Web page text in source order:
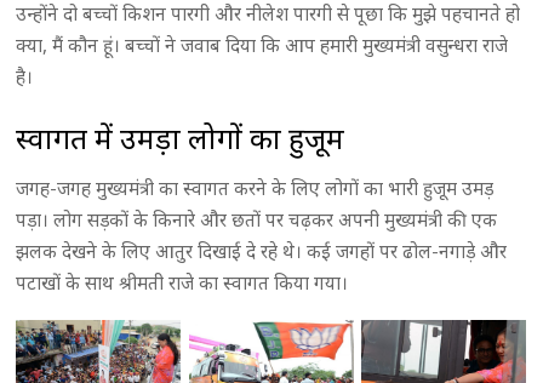
उन्होंने दो बच्चों किशन पारगी और नीलेश पारगी से पूछा कि मुझे पहचानते हो
क्या, मैं कौन हूं। बच्चों ने जवाब दिया कि आप हमारी मुख्यमंत्री वसुन्धरा राजे
है।
स्वागत में उमड़ा लोगों का हुजूम
जगह-जगह मुख्यमंत्री का स्वागत करने के लिए लोगों का भारी हुजूम उमड़
पड़ा। लोग सड़कों के किनारे और छतों पर चढ़कर अपनी मुख्यमंत्री की एक
झलक देखने के लिए आतुर दिखाई दे रहे थे। कई जगहों पर ढोल-नगाड़े और
पटाखों के साथ श्रीमती राजे का स्वागत किया गया।